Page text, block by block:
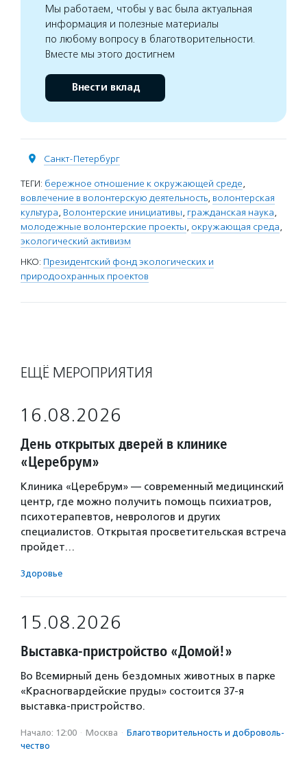
Мы работаем, чтобы у вас была актуальная
информация и полезные материалы
по любому вопросу в благотворительности.
Вместе мы этого достигнем
Внести вклад
Санкт-Петербург
ТЕГИ: бережное отношение к окружающей среде,
вовлечение в волонтерскую деятельность, волонтерская
культура, Волонтерские инициативы, гражданская наука,
молодежные волонтерские проекты, окружающая среда,
экологический активизм
НКО: Президентский фонд экологических и
природоохранных проектов
ЕЩЁ МЕРОПРИЯТИЯ
16.08.2026
День открытых дверей в клинике
«Церебрум»
Клиника «Церебрум» — современный медицинский
центр, где можно получить помощь психиатров,
психотерапевтов, неврологов и других
специалистов. Открытая просветительская встреча
пройдет…
Здоровье
15.08.2026
Выставка-пристройство «Домой!»
Во Всемирный день бездомных животных в парке
«Красногвардейские пруды» состоится 37-я
выставка-пристройство.
Начало: 12:00 · Москва · Благотвори­тель­ность и доброволь­
чест­во